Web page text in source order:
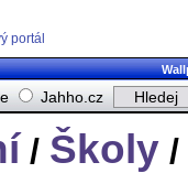
portál
Jahho.cz
/ Školy /